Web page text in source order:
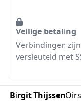
Veilige betaling
Verbindingen zijn
versleuteld met
JANNY
heeft
Birgit Thijssen